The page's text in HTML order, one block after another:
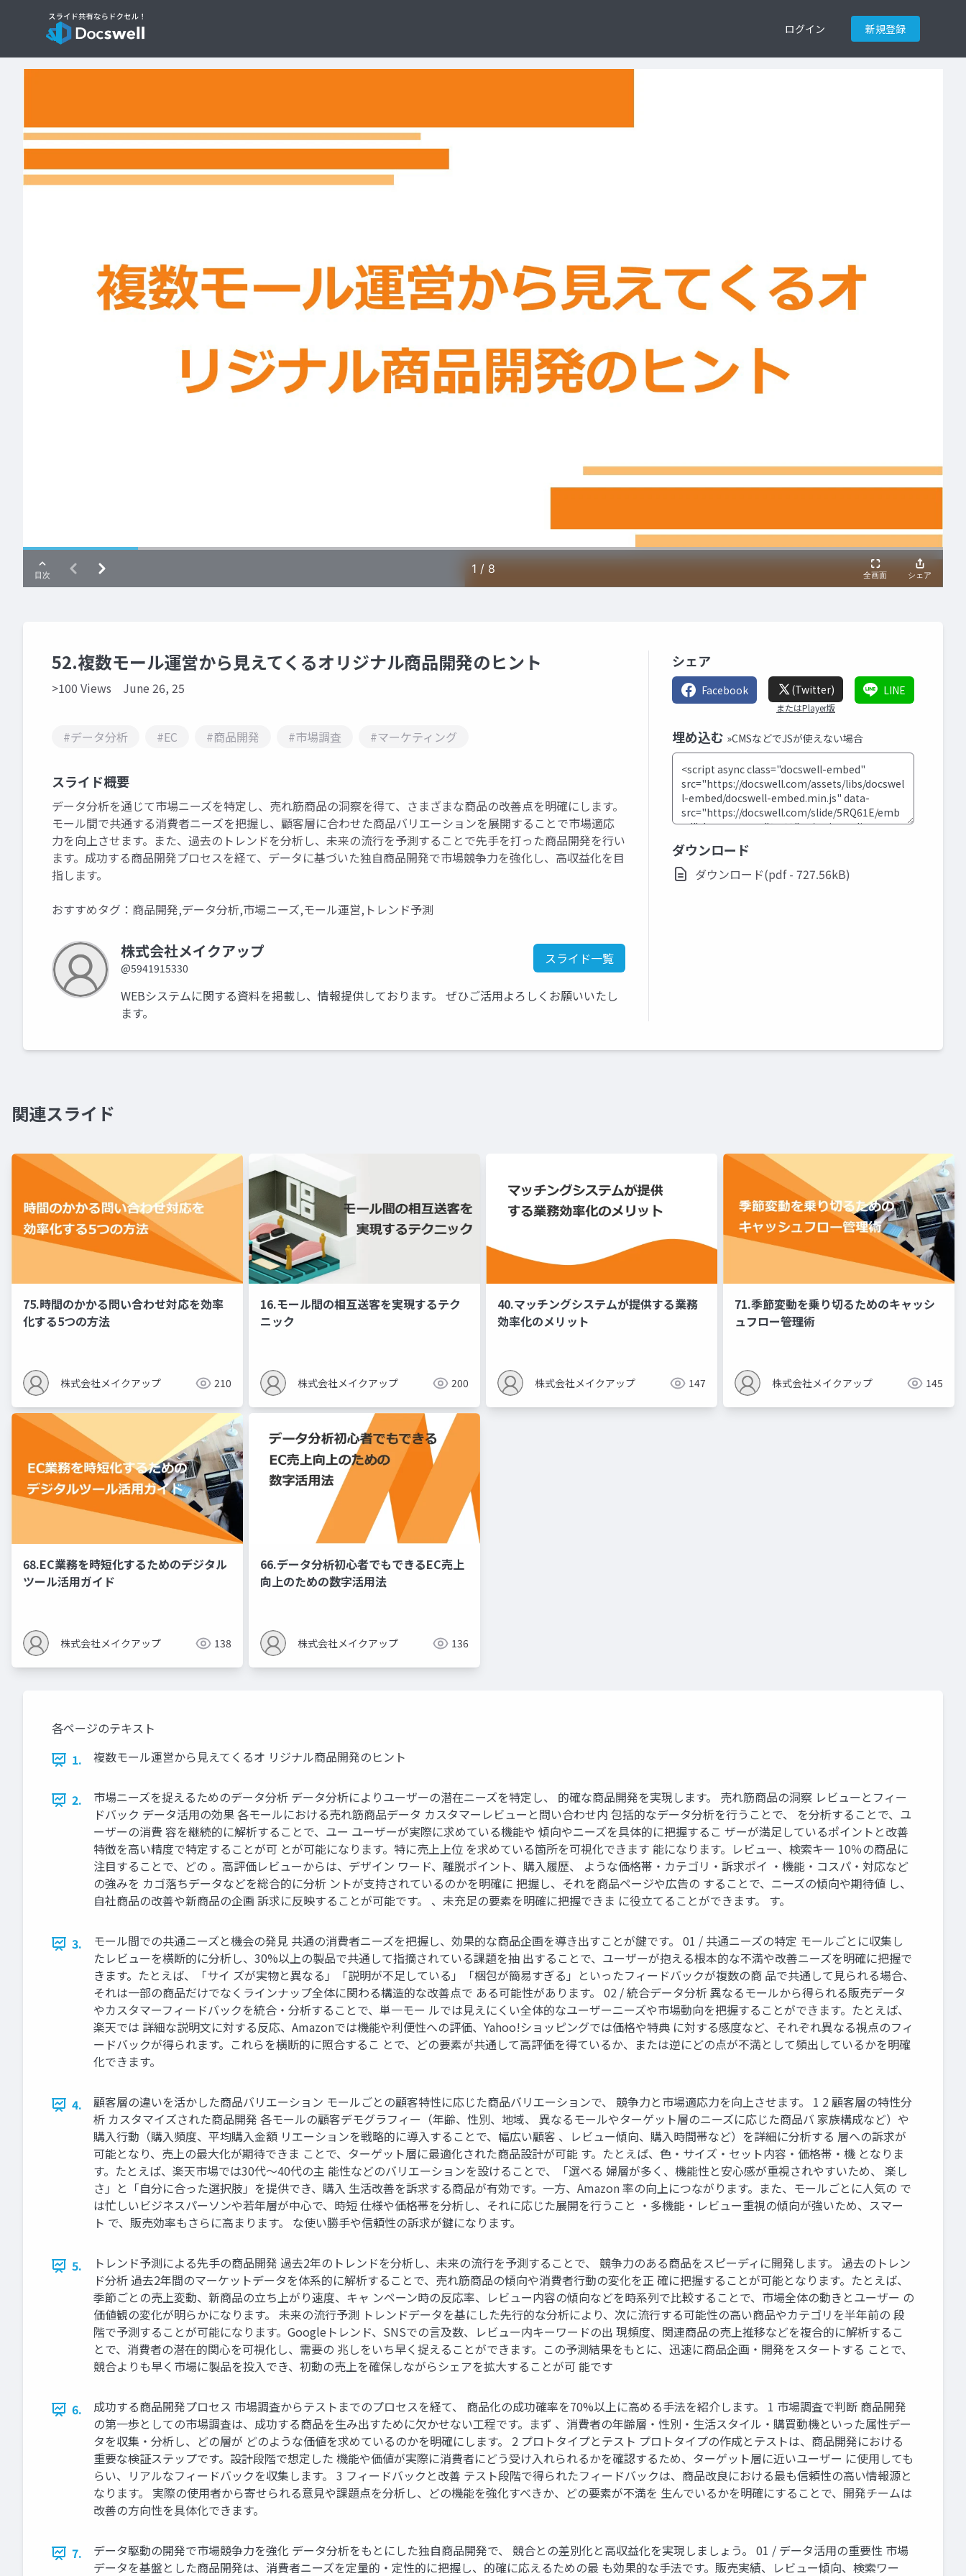
ログイン 新規登録
52.複数モール運営から見えてくるオリジナル商品開発のヒント
>100 Views June 26, 25
#データ分析 #EC #商品開発 #市場調査 #マーケティング
スライド概要
データ分析を通じて市場ニーズを特定し、売れ筋商品の洞察を得て、さまざまな商品の改善点を明確にします。
モール間で共通する消費者ニーズを把握し、顧客層に合わせた商品バリエーションを展開することで市場適応
力を向上させます。また、過去のトレンドを分析し、未来の流行を予測することで先手を打った商品開発を行い
ます。成功する商品開発プロセスを経て、データに基づいた独自商品開発で市場競争力を強化し、高収益化を目
指します。
おすすめタグ：商品開発,データ分析,市場ニーズ,モール運営,トレンド予測
株式会社メイクアップ
@5941915330
スライド一覧
WEBシステムに関する資料を掲載し、情報提供しております。 ぜひご活用よろしくお願いいたし
ます。
シェア
Facebook (Twitter)
またはPlayer版
LINE
埋め込む »CMSなどでJSが使えない場合
ダウンロード
ダウンロード(pdf - 727.56kB)
関連スライド
75.時間のかかる問い合わせ対応を効率
化する5つの方法
株式会社メイクアップ 210
16.モール間の相互送客を実現するテク
ニック
株式会社メイクアップ 200
40.マッチングシステムが提供する業務
効率化のメリット
株式会社メイクアップ 147
71.季節変動を乗り切るためのキャッシ
ュフロー管理術
株式会社メイクアップ 145
68.EC業務を時短化するためのデジタル
ツール活用ガイド
株式会社メイクアップ 138
66.データ分析初心者でもできるEC売上
向上のための数字活用法
株式会社メイクアップ 136
各ページのテキスト
1.
複数モール運営から見えてくるオ リジナル商品開発のヒント
2.
市場ニーズを捉えるためのデータ分析 データ分析によりユーザーの潜在ニーズを特定し、 的確な商品開発を実現します。 売れ筋商品の洞察 レビューとフィー
ドバック データ活用の効果 各モールにおける売れ筋商品データ カスタマーレビューと問い合わせ内 包括的なデータ分析を行うことで、 を分析することで、ユ
ーザーの消費 容を継続的に解析することで、ユー ユーザーが実際に求めている機能や 傾向やニーズを具体的に把握するこ ザーが満足しているポイントと改善
特徴を高い精度で特定することが可 とが可能になります。特に売上上位 を求めている箇所を可視化できます 能になります。レビュー、検索キー 10％の商品に
注目することで、どの 。高評価レビューからは、デザイン ワード、離脱ポイント、購入履歴、 ような価格帯・カテゴリ・訴求ポイ ・機能・コスパ・対応など
の強みを カゴ落ちデータなどを総合的に分析 ントが支持されているのかを明確に 把握し、それを商品ページや広告の することで、ニーズの傾向や期待値 し、
自社商品の改善や新商品の企画 訴求に反映することが可能です。 、未充足の要素を明確に把握できま に役立てることができます。 す。
3.
モール間での共通ニーズと機会の発見 共通の消費者ニーズを把握し、効果的な商品企画を導き出すことが鍵です。 01 / 共通ニーズの特定 モールごとに収集し
たレビューを横断的に分析し、30%以上の製品で共通して指摘されている課題を抽 出することで、ユーザーが抱える根本的な不満や改善ニーズを明確に把握で
きます。たとえば、「サイ ズが実物と異なる」「説明が不足している」「梱包が簡易すぎる」といったフィードバックが複数の商 品で共通して見られる場合、
それは一部の商品だけでなくラインナップ全体に関わる構造的な改善点で ある可能性があります。 02 / 統合データ分析 異なるモールから得られる販売データ
やカスタマーフィードバックを統合・分析することで、単一モー ルでは見えにくい全体的なユーザーニーズや市場動向を把握することができます。たとえば、
楽天では 詳細な説明文に対する反応、Amazonでは機能や利便性への評価、Yahoo!ショッピングでは価格や特典 に対する感度など、それぞれ異なる視点のフィ
ードバックが得られます。これらを横断的に照合するこ とで、どの要素が共通して高評価を得ているか、または逆にどの点が不満として頻出しているかを明確
化できます。
4.
顧客層の違いを活かした商品バリエーション モールごとの顧客特性に応じた商品バリエーションで、 競争力と市場適応力を向上させます。 1 2 顧客層の特性分
析 カスタマイズされた商品開発 各モールの顧客デモグラフィー（年齢、性別、地域、 異なるモールやターゲット層のニーズに応じた商品バ 家族構成など）や
購入行動（購入頻度、平均購入金額 リエーションを戦略的に導入することで、幅広い顧客 、レビュー傾向、購入時間帯など）を詳細に分析する 層への訴求が
可能となり、売上の最大化が期待できま ことで、ターゲット層に最適化された商品設計が可能 す。たとえば、色・サイズ・セット内容・価格帯・機 となりま
す。たとえば、楽天市場では30代〜40代の主 能性などのバリエーションを設けることで、「選べる 婦層が多く、機能性と安心感が重視されやすいため、 楽し
さ」と「自分に合った選択肢」を提供でき、購入 生活改善を訴求する商品が有効です。一方、Amazon 率の向上につながります。また、モールごとに人気の で
は忙しいビジネスパーソンや若年層が中心で、時短 仕様や価格帯を分析し、それに応じた展開を行うこと ・多機能・レビュー重視の傾向が強いため、スマー
ト で、販売効率もさらに高まります。 な使い勝手や信頼性の訴求が鍵になります。
5.
トレンド予測による先手の商品開発 過去2年のトレンドを分析し、未来の流行を予測することで、 競争力のある商品をスピーディに開発します。 過去のトレン
ド分析 過去2年間のマーケットデータを体系的に解析することで、売れ筋商品の傾向や消費者行動の変化を正 確に把握することが可能となります。たとえば、
季節ごとの売上変動、新商品の立ち上がり速度、キャ ンペーン時の反応率、レビュー内容の傾向などを時系列で比較することで、市場全体の動きとユーザー の
価値観の変化が明らかになります。 未来の流行予測 トレンドデータを基にした先行的な分析により、次に流行する可能性の高い商品やカテゴリを半年前の 段
階で予測することが可能になります。Googleトレンド、SNSでの言及数、レビュー内キーワードの出 現頻度、関連商品の売上推移などを複合的に解析するこ
とで、消費者の潜在的関心を可視化し、需要の 兆しをいち早く捉えることができます。この予測結果をもとに、迅速に商品企画・開発をスタートする ことで、
競合よりも早く市場に製品を投入でき、初動の売上を確保しながらシェアを拡大することが可 能です
6.
成功する商品開発プロセス 市場調査からテストまでのプロセスを経て、 商品化の成功確率を70%以上に高める手法を紹介します。 1 市場調査で判断 商品開発
の第一歩としての市場調査は、成功する商品を生み出すために欠かせない工程です。まず 、消費者の年齢層・性別・生活スタイル・購買動機といった属性デー
タを収集・分析し、どの層が どのような価値を求めているのかを明確にします。 2 プロトタイプとテスト プロトタイプの作成とテストは、商品開発における
重要な検証ステップです。設計段階で想定した 機能や価値が実際に消費者にどう受け入れられるかを確認するため、ターゲット層に近いユーザー に使用しても
らい、リアルなフィードバックを収集します。 3 フィードバックと改善 テスト段階で得られたフィードバックは、商品改良における最も信頼性の高い情報源と
なります。 実際の使用者から寄せられる意見や課題点を分析し、どの機能を強化すべきか、どの要素が不満を 生んでいるかを明確にすることで、開発チームは
改善の方向性を具体化できます。
7.
データ駆動の開発で市場競争力を強化 データ分析をもとにした独自商品開発で、 競合との差別化と高収益化を実現しましょう。 01 / データ活用の重要性 市場
データを基盤とした商品開発は、消費者ニーズを定量的・定性的に把握し、的確に応えるための最 も効果的な手法です。販売実績、レビュー傾向、検索ワー